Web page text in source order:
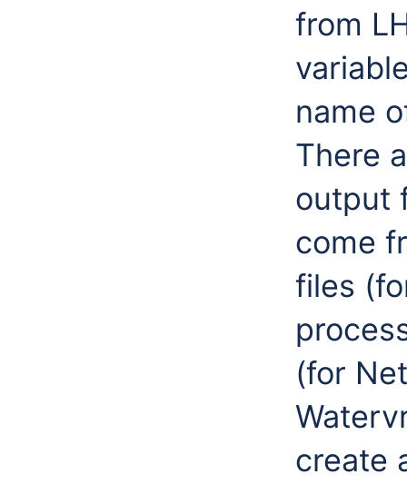
from
name
There
output
come
files
(for
create